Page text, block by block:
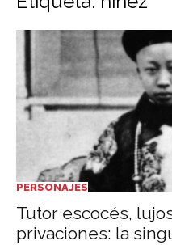
PERSONAJES
Tutor escocés,
privaciones: la